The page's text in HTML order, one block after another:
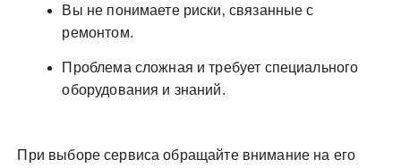
Вы не понимаете риски‚ связанные с
ремонтом.
Проблема сложная и требует специального
оборудования и знаний.
При выборе сервиса обращайте внимание на его